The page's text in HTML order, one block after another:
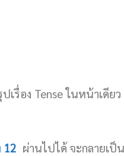
ปเรื่อง Tense ในหน้าเดียว
12 ผ่านไปได้ จะกลายเป็